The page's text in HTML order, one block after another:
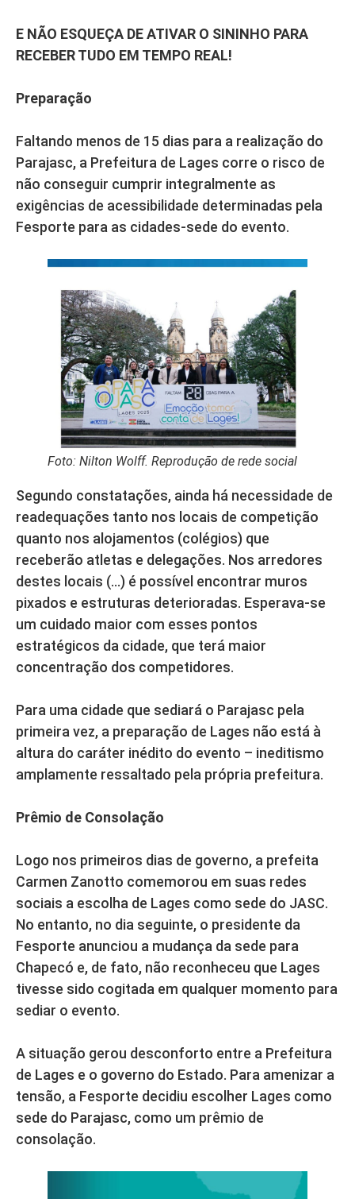
E NÃO ESQUEÇA DE ATIVAR O SININHO PARA
RECEBER TUDO EM TEMPO REAL!
Preparação
Faltando menos de 15 dias para a realização do
Parajasc, a Prefeitura de Lages corre o risco de
não conseguir cumprir integralmente as
exigências de acessibilidade determinadas pela
Fesporte para as cidades-sede do evento.
Foto: Nilton Wolff. Reprodução de rede social
Segundo constatações, ainda há necessidade de
readequações tanto nos locais de competição
quanto nos alojamentos (colégios) que
receberão atletas e delegações. Nos arredores
destes locais (…) é possível encontrar muros
pixados e estruturas deterioradas. Esperava-se
um cuidado maior com esses pontos
estratégicos da cidade, que terá maior
concentração dos competidores.
Para uma cidade que sediará o Parajasc pela
primeira vez, a preparação de Lages não está à
altura do caráter inédito do evento – ineditismo
amplamente ressaltado pela própria prefeitura.
Prêmio de Consolação
Logo nos primeiros dias de governo, a prefeita
Carmen Zanotto comemorou em suas redes
sociais a escolha de Lages como sede do JASC.
No entanto, no dia seguinte, o presidente da
Fesporte anunciou a mudança da sede para
Chapecó e, de fato, não reconheceu que Lages
tivesse sido cogitada em qualquer momento para
sediar o evento.
A situação gerou desconforto entre a Prefeitura
de Lages e o governo do Estado. Para amenizar a
tensão, a Fesporte decidiu escolher Lages como
sede do Parajasc, como um prêmio de
consolação.